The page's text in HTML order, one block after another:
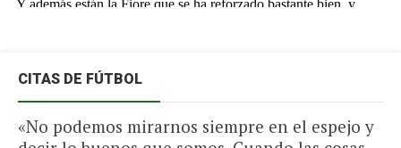
CITAS DE FÚTBOL
«No podemos mirarnos siempre en el espejo y